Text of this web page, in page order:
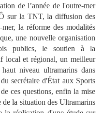
de l’année de l'outre-mer
sur la TNT, la diffusion des
la réforme des modalités
une nouvelle organisation
publics, le soutien à la
local et régional, un meilleur
niveau ultramarins dans
secrétaire d'État aux Sports
ces questions, enfin la mise
la situation des Ultramarins